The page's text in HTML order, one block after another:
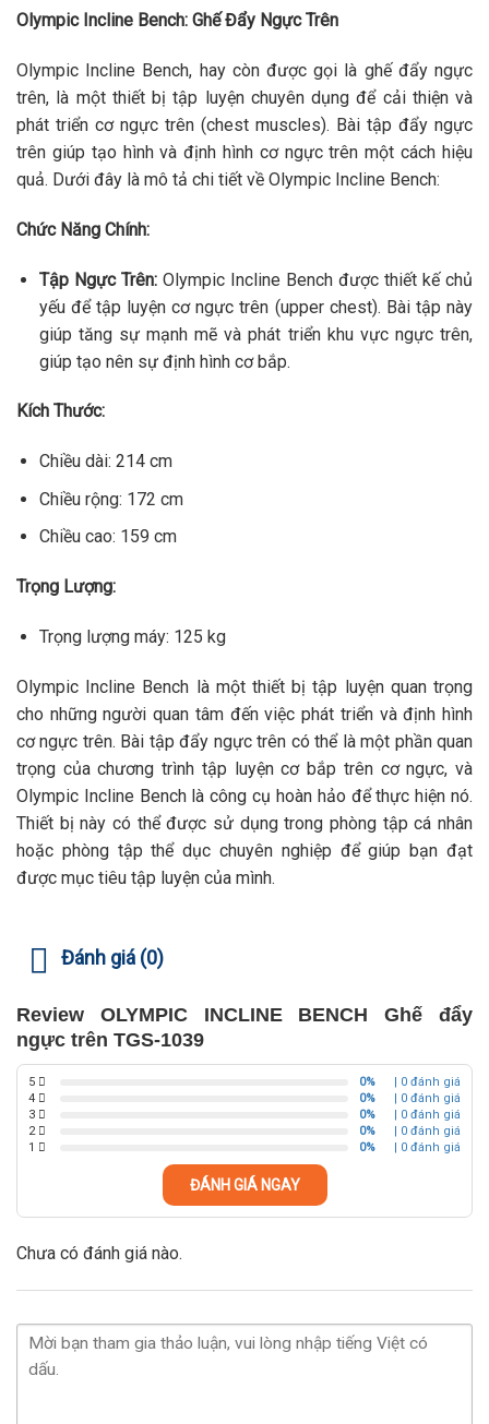
Olympic Incline Bench: Ghế Đẩy Ngực Trên
Olympic Incline Bench, hay còn được gọi là ghế đẩy ngực
trên, là một thiết bị tập luyện chuyên dụng để cải thiện và
phát triển cơ ngực trên (chest muscles). Bài tập đẩy ngực
trên giúp tạo hình và định hình cơ ngực trên một cách hiệu
quả. Dưới đây là mô tả chi tiết về Olympic Incline Bench:
Chức Năng Chính:
Tập Ngực Trên:Olympic Incline Bench được thiết kế chủ
yếu để tập luyện cơ ngực trên (upper chest). Bài tập này
giúp tăng sự mạnh mẽ và phát triển khu vực ngực trên,
giúp tạo nên sự định hình cơ bắp.
Kích Thước:
Chiều dài: 214 cm
Chiều rộng: 172 cm
Chiều cao: 159 cm
Trọng Lượng:
Trọng lượng máy: 125 kg
Olympic Incline Bench là một thiết bị tập luyện quan trọng
cho những người quan tâm đến việc phát triển và định hình
cơ ngực trên. Bài tập đẩy ngực trên có thể là một phần quan
trọng của chương trình tập luyện cơ bắp trên cơ ngực, và
Olympic Incline Bench là công cụ hoàn hảo để thực hiện nó.
Thiết bị này có thể được sử dụng trong phòng tập cá nhân
hoặc phòng tập thể dục chuyên nghiệp để giúp bạn đạt
được mục tiêu tập luyện của mình.
Đánh giá (0)
Review OLYMPIC INCLINE BENCH Ghế đẩy
ngực trên TGS-1039
5 0%
| 0 đánh giá
4
0%
| 0 đánh giá
3
0%
| 0 đánh giá
2
0%
| 0 đánh giá
1
0% | 0 đánh giá
ĐÁNH GIÁ NGAY
Chưa có đánh giá nào.